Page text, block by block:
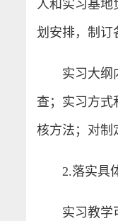
人和实习基地
划安排，制订
实习大纲
查；实习方式
核方法；对制
2.落实具
实习教学